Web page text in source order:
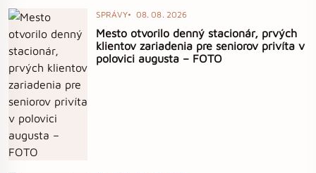
SPRÁVY 08. 08. 2026
Mesto otvorilo denný stacionár, prvých
klientov zariadenia pre seniorov privíta v
polovici augusta – FOTO